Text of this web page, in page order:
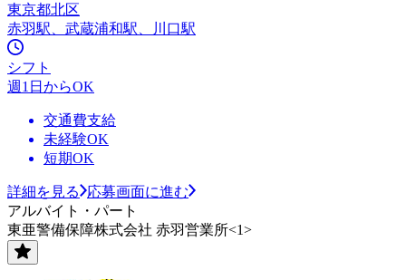
東京都北区
赤羽駅、武蔵浦和駅、川口駅
シフト
週1日からOK
交通費支給
未経験OK
短期OK
詳細を見る
応募画面に進む
アルバイト・パート
東亜警備保障株式会社 赤羽営業所<1>